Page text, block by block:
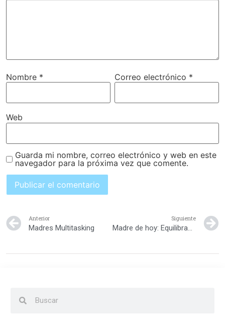
Nombre * Correo electrónico *
Web
Guarda mi nombre, correo electrónico y web en este
navegador para la próxima vez que comente.
Anterior
Madres Multitasking
Siguiente
Madre de hoy: Equilibrando roles